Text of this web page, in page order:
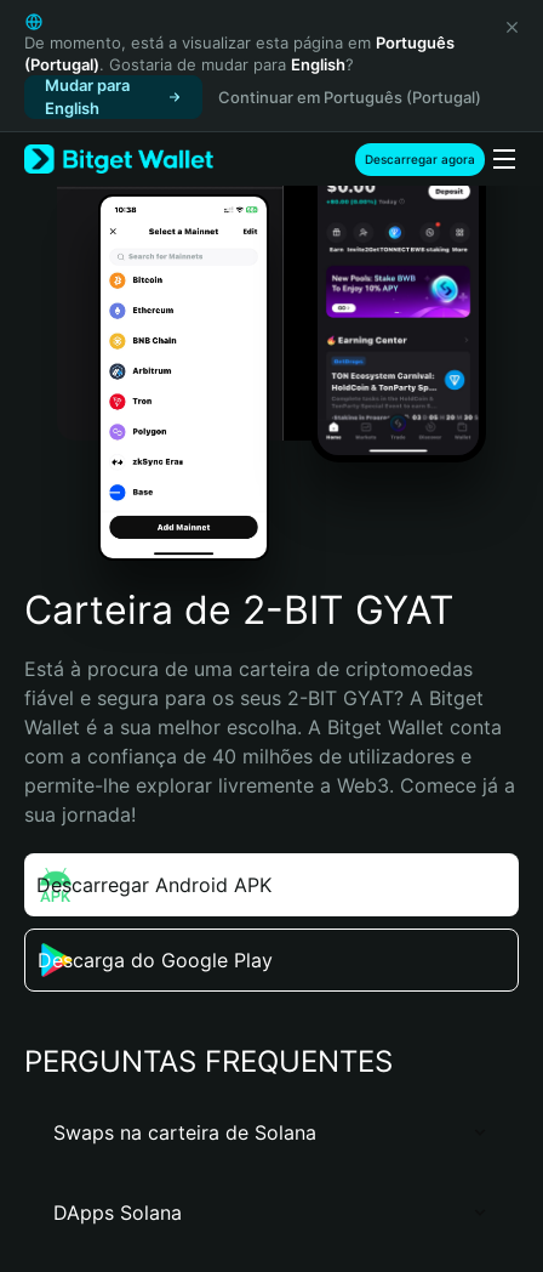
English
日本語
Tiếng Việt
Русский
Español (Latinoamérica)
Türkçe
Italiano
Português (Portugal)
Bahasa Indonesia
Português (Brasil)
Español (Argentina)
De momento, está a visualizar esta página em Português
(Portugal). Gostaria de mudar para English?
Mudar para
English
Continuar em Português (Portugal)
Descarregar agora
Carteira de 2-BIT GYAT
Está à procura de uma carteira de criptomoedas
fiável e segura para os seus 2-BIT GYAT? A Bitget
Wallet é a sua melhor escolha. A Bitget Wallet conta
com a confiança de 40 milhões de utilizadores e
permite-lhe explorar livremente a Web3. Comece já a
sua jornada!
Descarregar Android APK
Descarga do Google Play
PERGUNTAS FREQUENTES
Swaps na carteira de Solana
DApps Solana